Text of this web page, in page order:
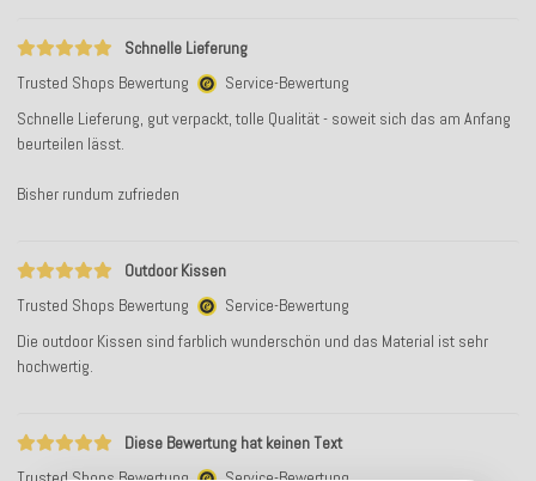
Schnelle Lieferung
Trusted Shops Bewertung
Service-Bewertung
Schnelle Lieferung, gut verpackt, tolle Qualität - soweit sich das am Anfang
beurteilen lässt.
Bisher rundum zufrieden
Outdoor Kissen
Trusted Shops Bewertung
Service-Bewertung
Die outdoor Kissen sind farblich wunderschön und das Material ist sehr
hochwertig.
Diese Bewertung hat keinen Text